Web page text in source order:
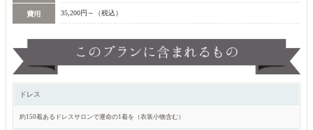
35,200円～（税込）
ドレス
約150着あるドレスサロンで運命の1着を（衣装小物含む）